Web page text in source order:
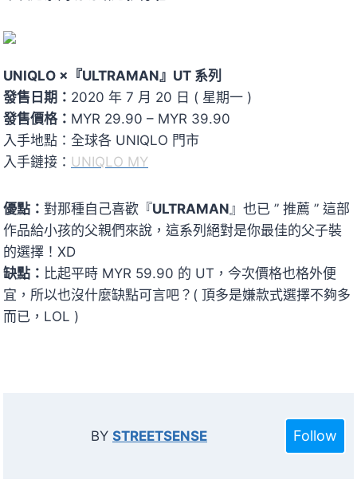
UNIQLO ×『ULTRAMAN』UT 系列
發售日期： 2020 年 7 月 20 日 ( 星期一 )
發售價格： MYR 29.90 – MYR 39.90
入手地點：全球各 UNIQLO 門市
入手鏈接： UNIQLO MY
優點： 對那種自己喜歡『ULTRAMAN 』也已 ” 推薦 ” 這部
作品給小孩的父親們來說，這系列絕對是你最佳的父子裝
的選擇！XD
缺點： 比起平時 MYR 59.90 的 UT，今次價格也格外便
宜，所以也沒什麼缺點可言吧？( 頂多是嫌款式選擇不夠多
而已，LOL )
BY STREETSENSE Follow